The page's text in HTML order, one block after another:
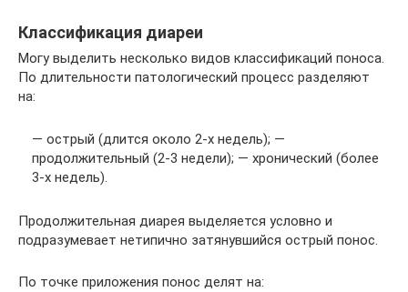
Классификация диареи
Могу выделить несколько видов классификаций поноса.
По длительности патологический процесс разделяют
на:
— острый (длится около 2-х недель); —
продолжительный (2-3 недели); — хронический (более
3-х недель).
Продолжительная диарея выделяется условно и
подразумевает нетипично затянувшийся острый понос.
По точке приложения понос делят на: